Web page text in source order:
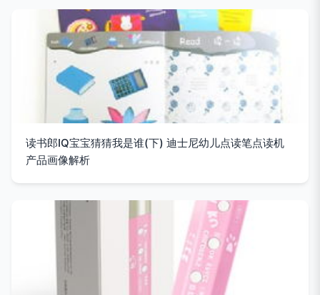
读书郎IQ宝宝猜猜我是谁(下) 迪士尼幼儿点读笔点读机
产品画像解析